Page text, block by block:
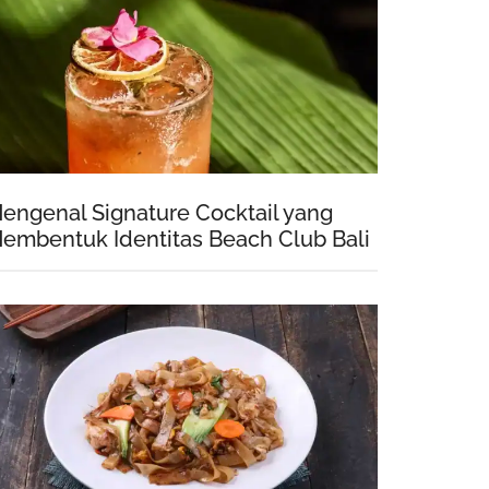
Signature Cocktail yang
Identitas Beach Club Bali